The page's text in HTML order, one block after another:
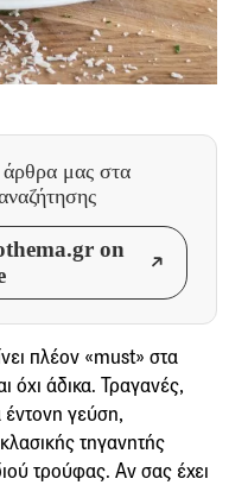
άρθρα μας στα
on
πλέον «must» στα
όχι άδικα. Τραγανές,
έντονη γεύση,
τηγανητής
τρούφας. Αν σας έχει